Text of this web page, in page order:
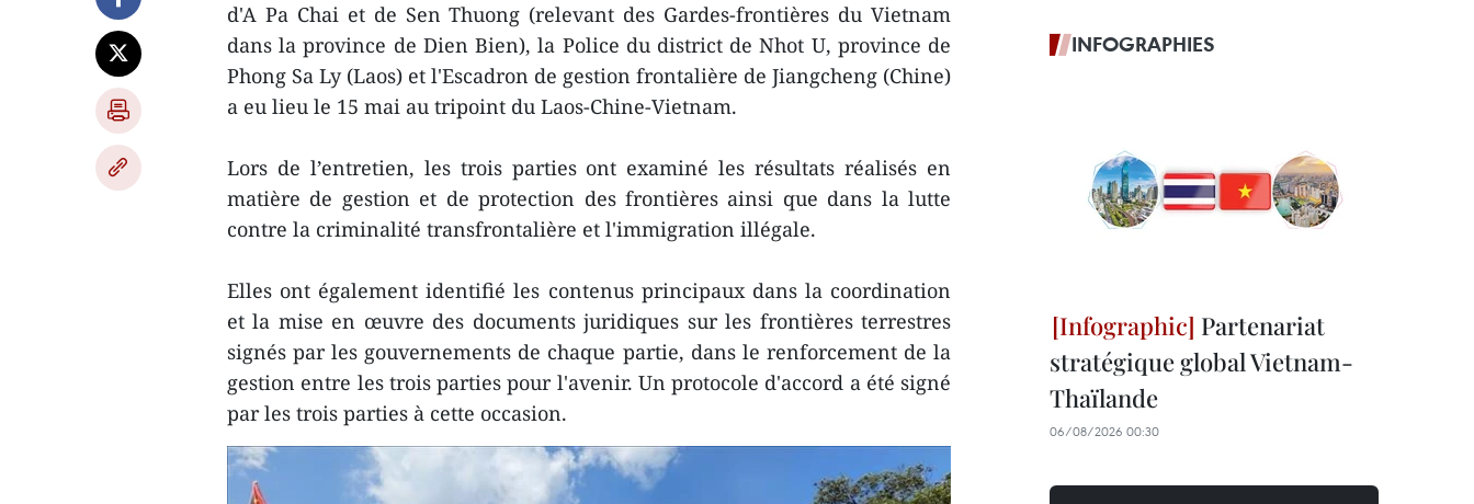
d'A Pa Chai et de Sen Thuong (relevant des Gardes-frontières du Vietnam
dans la province de Dien Bien), la Police du district de Nhot U, province de
Phong Sa Ly (Laos) et l'Escadron de gestion frontalière de Jiangcheng (Chine)
a eu lieu le 15 mai au tripoint du Laos-Chine-Vietnam.
Lors de l’entretien, les trois parties ont examiné les résultats réalisés en
matière de gestion et de protection des frontières ainsi que dans la lutte
contre la criminalité transfrontalière et l'immigration illégale.
Elles ont également identifié les contenus principaux dans la coordination
et la mise en œuvre des documents juridiques sur les frontières terrestres
signés par les gouvernements de chaque partie, dans le renforcement de la
gestion entre les trois parties pour l'avenir. Un protocole d'accord a été signé
par les trois parties à cette occasion.
INFOGRAPHIES
Partenariat
stratégique global Vietnam-
Thaïlande
06/08/2026 00:30